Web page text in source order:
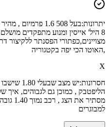
יתרונות:
בעל 508 1.6
8 היל' אייסין ומנוע מתפקדים
מצויינים,כפתורי הפסנתר ללקיצור
,האוטו הכי יפה בקטגוריה
X
חסרונות:
יש מצב
הליפטבק , כמוכן גם לגבוהים,
מסתיר
למבוגרים